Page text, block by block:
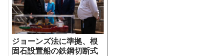
ジョーンズ法に準拠、根
固石設置船の鉄鋼切断式